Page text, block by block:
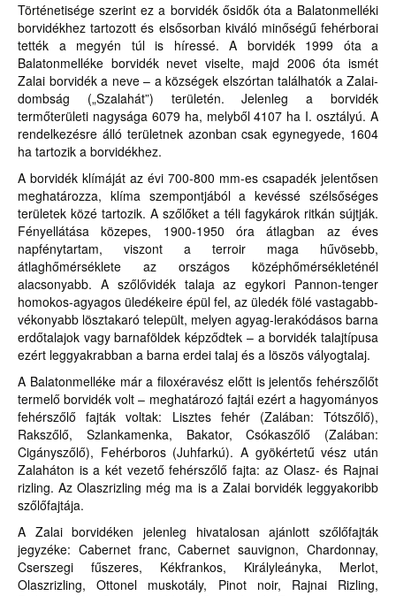
Történetisége szerint ez a borvidék ősidők óta a Balatonmelléki
borvidékhez tartozott és elsősorban kiváló minőségű fehérborai
tették a megyén túl is híressé. A borvidék 1999 óta a
Balatonmelléke borvidék nevet viselte, majd 2006 óta ismét
Zalai borvidék a neve – a községek elszórtan találhatók a Zalai-
dombság („Szalahát”) területén. Jelenleg a borvidék
termőterületi nagysága 6079 ha, melyből 4107 ha I. osztályú. A
rendelkezésre álló területnek azonban csak egynegyede, 1604
ha tartozik a borvidékhez.
A borvidék klímáját az évi 700-800 mm-es csapadék jelentősen
meghatározza, klíma szempontjából a kevéssé szélsőséges
területek közé tartozik. A szőlőket a téli fagykárok ritkán sújtják.
Fényellátása közepes, 1900-1950 óra átlagban az éves
napfénytartam, viszont a terroir maga hűvösebb,
átlaghőmérséklete az országos középhőmérsékleténél
alacsonyabb. A szőlővidék talaja az egykori Pannon-tenger
homokos-agyagos üledékeire épül fel, az üledék fölé vastagabb-
vékonyabb lösztakaró települt, melyen agyag-lerakódásos barna
erdőtalajok vagy barnaföldek képződtek – a borvidék talajtípusa
ezért leggyakrabban a barna erdei talaj és a löszös vályogtalaj.
A Balatonmelléke már a filoxéravész előtt is jelentős fehérszőlőt
termelő borvidék volt – meghatározó fajtái ezért a hagyományos
fehérszőlő fajták voltak: Lisztes fehér (Zalában: Tótszőlő),
Rakszőlő, Szlankamenka, Bakator, Csókaszőlő (Zalában:
Cigányszőlő), Fehérboros (Juhfarkú). A gyökértetű vész után
Zalaháton is a két vezető fehérszőlő fajta: az Olasz- és Rajnai
rizling. Az Olaszrizling még ma is a Zalai borvidék leggyakoribb
szőlőfajtája.
A Zalai borvidéken jelenleg hivatalosan ajánlott szőlőfajták
jegyzéke: Cabernet franc, Cabernet sauvignon, Chardonnay,
Cserszegi fűszeres, Kékfrankos, Királyleányka, Merlot,
Olaszrizling, Ottonel muskotály, Pinot noir, Rajnai Rizling,